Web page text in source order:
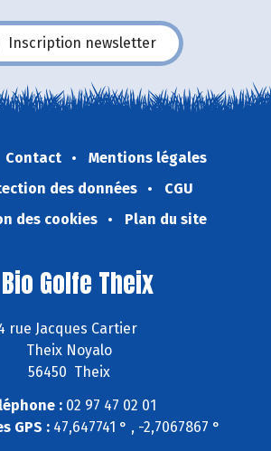
Inscription newsletter
Contact
Mentions légales
des données
CGU
des cookies
Plan du site
Bio Golfe Theix
rue Jacques Cartier
Theix Noyalo
56450 Theix
:02 97 47 02 01
GPS :47,647741 ° , -2,7067867 °